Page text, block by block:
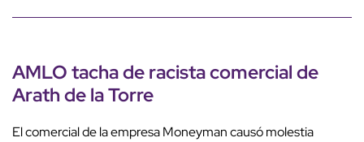
AMLO tacha de racista comercial de
Arath de la Torre
El comercial de la empresa Moneyman causó molestia